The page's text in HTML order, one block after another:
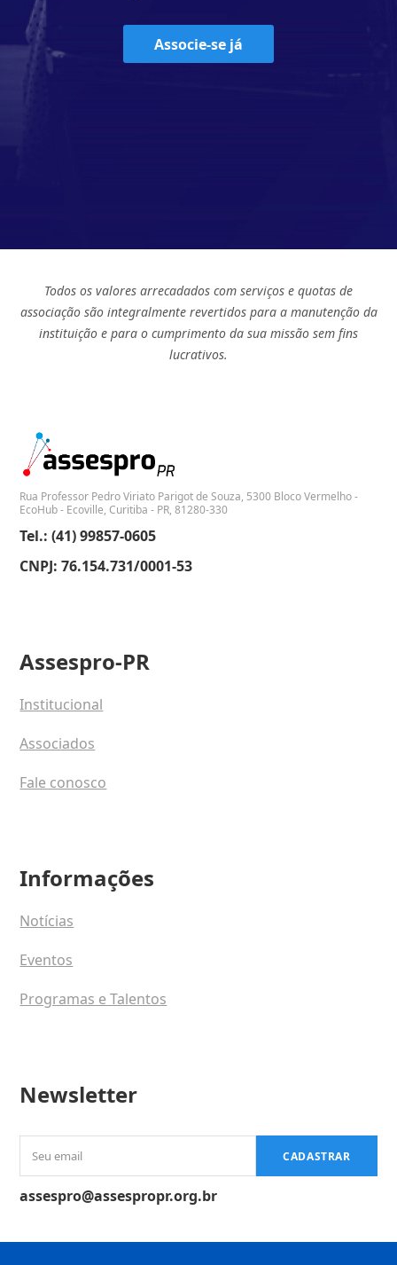
Associe-se já
Todos os valores arrecadados com serviços e quotas de
associação são integralmente revertidos para a manutenção da
instituição e para o cumprimento da sua missão sem fins
lucrativos.
Rua Professor Pedro Viriato Parigot de Souza, 5300 Bloco Vermelho -
EcoHub - Ecoville, Curitiba - PR, 81280-330
Tel.: (41) 99857-0605
CNPJ: 76.154.731/0001-53
Assespro-PR
Institucional
Associados
Fale conosco
Informações
Notícias
Eventos
Programas e Talentos
Newsletter
email
CADASTRAR
assespro@assespropr.org.br